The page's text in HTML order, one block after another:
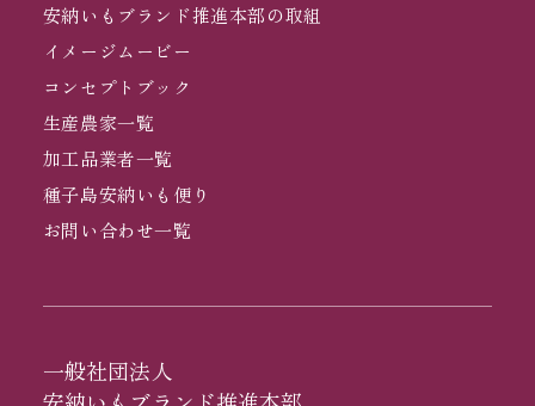
安納いもブランド推進本部の取組
イメージムービー
コンセプトブック
生産農家一覧
加工品業者一覧
種子島安納いも便り
お問い合わせ一覧
一般社団法人